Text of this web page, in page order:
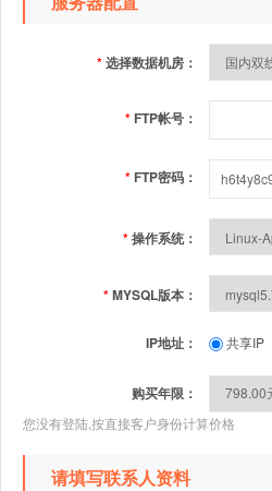
*选择数据机房：
* FTP帐号：
* FTP密码：
*操作系统：
*MYSQL版本：
IP地址： 共享IP
购买年限：
您没有登陆,按直接客户身份计算价格
请填写联系人资料